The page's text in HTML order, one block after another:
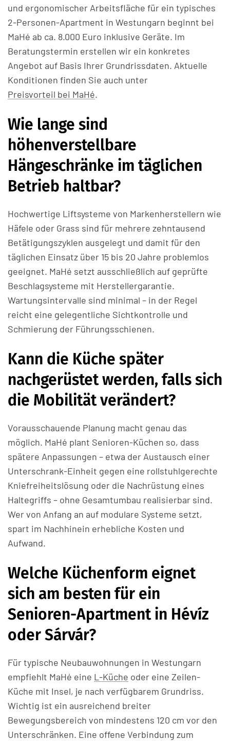
und ergonomischer Arbeitsfläche für ein typisches
2-Personen-Apartment in Westungarn beginnt bei
MaHé ab ca. 8.000 Euro inklusive Geräte. Im
Beratungstermin erstellen wir ein konkretes
Angebot auf Basis Ihrer Grundrissdaten. Aktuelle
Konditionen finden Sie auch unter
Preisvorteil bei MaHé.
Wie lange sind
höhenverstellbare
Hängeschränke im täglichen
Betrieb haltbar?
Hochwertige Liftsysteme von Markenherstellern wie
Häfele oder Grass sind für mehrere zehntausend
Betätigungszyklen ausgelegt und damit für den
täglichen Einsatz über 15 bis 20 Jahre problemlos
geeignet. MaHé setzt ausschließlich auf geprüfte
Beschlagsysteme mit Herstellergarantie.
Wartungsintervalle sind minimal – in der Regel
reicht eine gelegentliche Sichtkontrolle und
Schmierung der Führungsschienen.
Kann die Küche später
nachgerüstet werden, falls sich
die Mobilität verändert?
Vorausschauende Planung macht genau das
möglich. MaHé plant Senioren-Küchen so, dass
spätere Anpassungen – etwa der Austausch einer
Unterschrank-Einheit gegen eine rollstuhlgerechte
Kniefreiheitslösung oder die Nachrüstung eines
Haltegriffs – ohne Gesamtumbau realisierbar sind.
Wer von Anfang an auf modulare Systeme setzt,
spart im Nachhinein erhebliche Kosten und
Aufwand.
Welche Küchenform eignet
sich am besten für ein
Senioren-Apartment in Hévíz
oder Sárvár?
Für typische Neubauwohnungen in Westungarn
empfiehlt MaHé eine L-Küche oder eine Zeilen-
Küche mit Insel, je nach verfügbarem Grundriss.
Wichtig ist ein ausreichend breiter
Bewegungsbereich von mindestens 120 cm vor den
Unterschränken. Eine offene Verbindung zum